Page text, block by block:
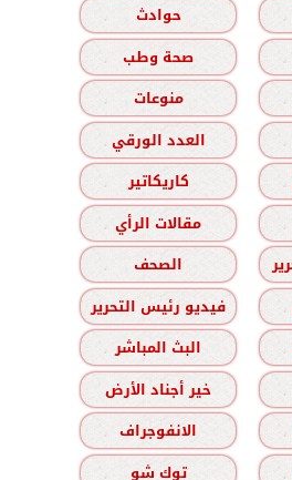
حوادث
صحة وطب
منوعات
العدد الورقي
كاريكاتير
مقالات الرأي
الصحف
فيديو رئيس التحرير
البث المباشر
خير أجناد الأرض
الانفوجراف
توك شو